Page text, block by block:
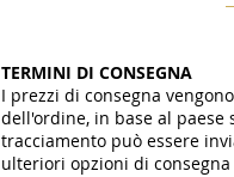
TERMINI DI CONSEGNA
I prezzi di consegna
dell'ordine, in base al paese
tracciamento può essere
ulteriori opzioni di